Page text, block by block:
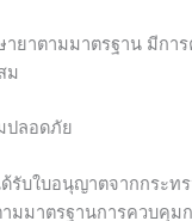
ายาตามมาตรฐาน มีก
ม
ปลอดภัย
รับใบอนุญาตจากกระท
มมาตรฐานการควบคุม